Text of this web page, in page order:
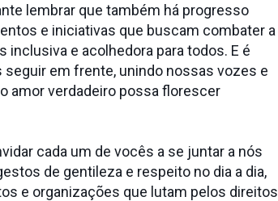
lembrar que também há progresso
e iniciativas que buscam combater a
e acolhedora para todos. E é
em frente, unindo nossas vozes e
amor verdadeiro possa florescer
cada um de vocês a se juntar a nós
de gentileza e respeito no dia a dia,
e organizações que lutam pelos direitos